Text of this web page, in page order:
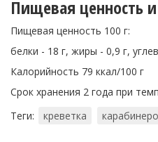
Пищевая ценность
Пищевая ценность 100 г:
белки - 18 г, жиры - 0,9 г,
Калорийность 79 ккал/100 г
Срок хранения 2 года при
Теги:
креветка